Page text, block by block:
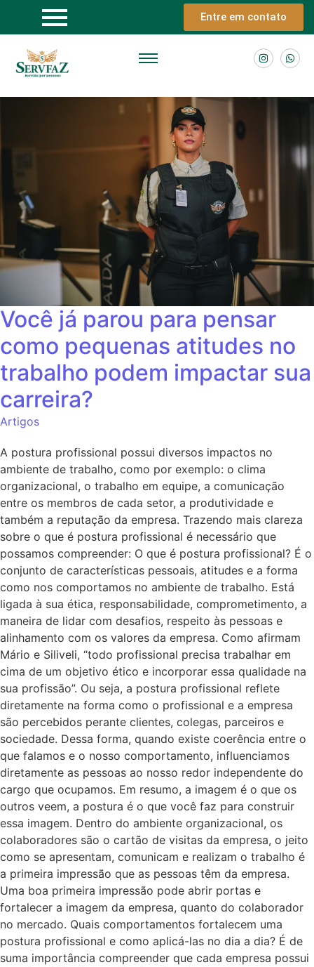
Entre em contato
Você já parou para pensar
como pequenas atitudes no
trabalho podem impactar sua
carreira?
Artigos
A postura profissional possui diversos impactos no
ambiente de trabalho, como por exemplo: o clima
organizacional, o trabalho em equipe, a comunicação
entre os membros de cada setor, a produtividade e
também a reputação da empresa. Trazendo mais clareza
sobre o que é postura profissional é necessário que
possamos compreender: O que é postura profissional? É o
conjunto de características pessoais, atitudes e a forma
como nos comportamos no ambiente de trabalho. Está
ligada à sua ética, responsabilidade, comprometimento, a
maneira de lidar com desafios, respeito às pessoas e
alinhamento com os valores da empresa. Como afirmam
Mário e Siliveli, “todo profissional precisa trabalhar em
cima de um objetivo ético e incorporar essa qualidade na
sua profissão”. Ou seja, a postura profissional reflete
diretamente na forma como o profissional e a empresa
são percebidos perante clientes, colegas, parceiros e
sociedade. Dessa forma, quando existe coerência entre o
que falamos e o nosso comportamento, influenciamos
diretamente as pessoas ao nosso redor independente do
cargo que ocupamos. Em resumo, a imagem é o que os
outros veem, a postura é o que você faz para construir
essa imagem. Dentro do ambiente organizacional, os
colaboradores são o cartão de visitas da empresa, o jeito
como se apresentam, comunicam e realizam o trabalho é
a primeira impressão que as pessoas têm da empresa.
Uma boa primeira impressão pode abrir portas e
fortalecer a imagem da empresa, quanto do colaborador
no mercado. Quais comportamentos fortalecem uma
postura profissional e como aplicá-las no dia a dia? É de
suma importância compreender que cada empresa possui